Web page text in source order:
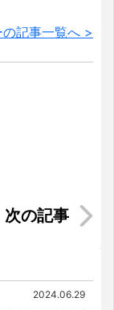
記事一覧へ >
ール｜カリ
より豊かに
2024.06.29